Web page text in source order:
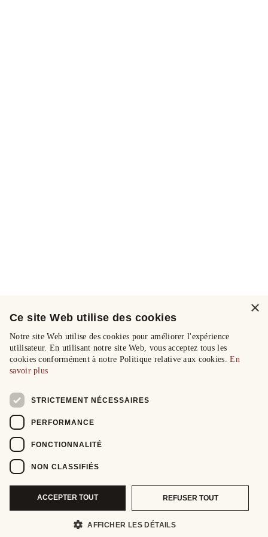
×
Ce site Web utilise des cookies
Notre site Web utilise des cookies pour améliorer l'expérience
utilisateur. En utilisant notre site Web, vous acceptez tous les
cookies conformément à notre Politique relative aux cookies.En
savoir plus
STRICTEMENT NÉCESSAIRES
PERFORMANCE
FONCTIONNALITÉ
NON CLASSIFIÉS
ACCEPTER TOUT REFUSER TOUT
AFFICHER LES DÉTAILS